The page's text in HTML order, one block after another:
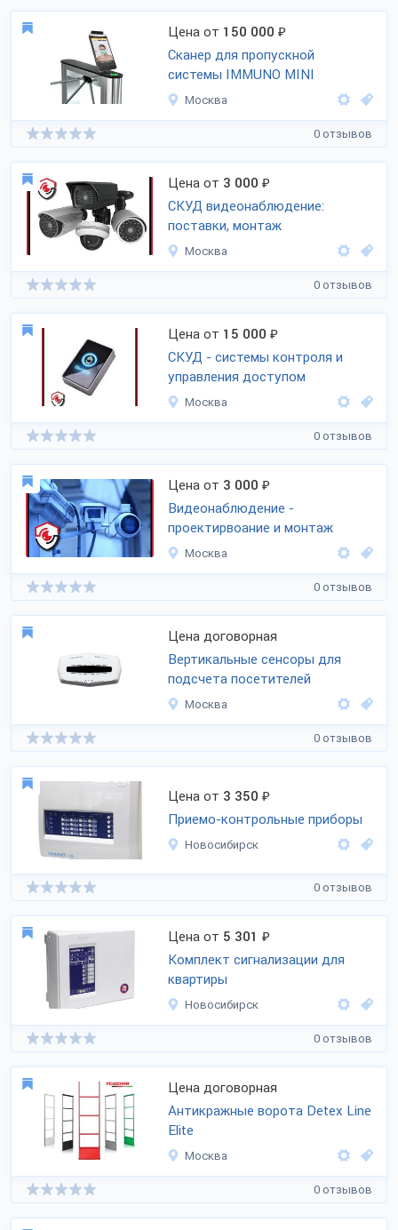
Цена от 150 000 ₽
Cканер для пропускной
системы IMMUNO MINI
Москва
0 отзывов
Цена от 3 000 ₽
СКУД видеонаблюдение:
поставки, монтаж
Москва
0 отзывов
Цена от 15 000 ₽
СКУД - системы контроля и
управления доступом
Москва
0 отзывов
Цена от 3 000 ₽
Видеонаблюдение -
проектирвоание и монтаж
Москва
0 отзывов
Цена договорная
Вертикальные сенсоры для
подсчета посетителей
Москва
0 отзывов
Цена от 3 350 ₽
Приемо-контрольные приборы
Новосибирск
0 отзывов
Цена от 5 301 ₽
Комплект сигнализации для
квартиры
Новосибирск
0 отзывов
Цена договорная
Антикражные ворота Detex Line
Elite
Москва
0 отзывов